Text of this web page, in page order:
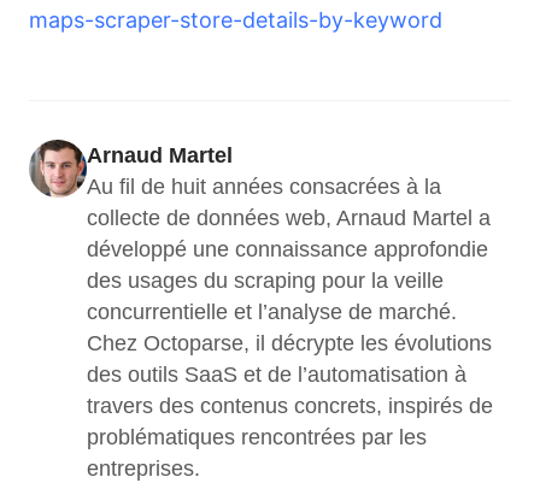
maps-scraper-store-details-by-keyword
Arnaud Martel
Au fil de huit années consacrées à la
collecte de données web, Arnaud Martel a
développé une connaissance approfondie
des usages du scraping pour la veille
concurrentielle et l’analyse de marché.
Chez Octoparse, il décrypte les évolutions
des outils SaaS et de l’automatisation à
travers des contenus concrets, inspirés de
problématiques rencontrées par les
entreprises.